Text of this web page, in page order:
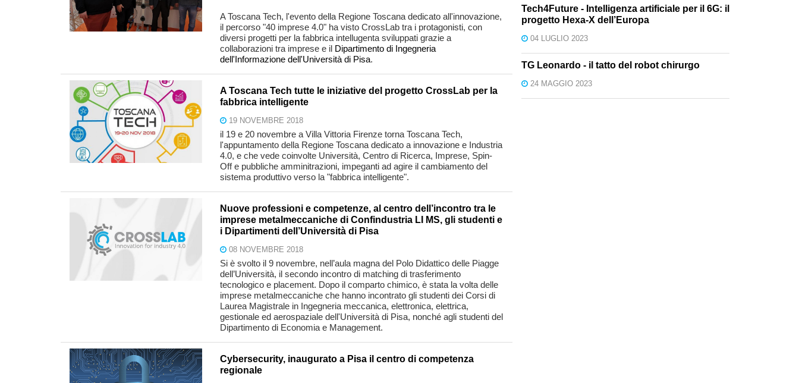
A Toscana Tech, l'evento della Regione Toscana dedicato all'innovazione,
il percorso "40 imprese 4.0" ha visto CrossLab tra i protagonisti, con
diversi progetti per la fabbrica intellugenta sviluppati grazie a
collaborazioni tra imprese e il Dipartimento di Ingegneria
dell'Informazione dell'Università di Pisa.
A Toscana Tech tutte le iniziative del progetto CrossLab per la
fabbrica intelligente
19 NOVEMBRE 2018
il 19 e 20 novembre a Villa Vittoria Firenze torna Toscana Tech,
l'appuntamento della Regione Toscana dedicato a innovazione e Industria
4.0, e che vede coinvolte Università, Centro di Ricerca, Imprese, Spin-
Off e pubbliche amminitrazioni, impeganti ad agire il cambiamento del
sistema produttivo verso la "fabbrica intelligente".
Nuove professioni e competenze, al centro dell’incontro tra le
imprese metalmeccaniche di Confindustria LI MS, gli studenti e
i Dipartimenti dell’Università di Pisa
08 NOVEMBRE 2018
Si è svolto il 9 novembre, nell’aula magna del Polo Didattico delle Piagge
dell’Università, il secondo incontro di matching di trasferimento
tecnologico e placement. Dopo il comparto chimico, è stata la volta delle
imprese metalmeccaniche che hanno incontrato gli studenti dei Corsi di
Laurea Magistrale in Ingegneria meccanica, elettronica, elettrica,
gestionale ed aerospaziale dell'Università di Pisa, nonché agli studenti del
Dipartimento di Economia e Management.
Cybersecurity, inaugurato a Pisa il centro di competenza
regionale
Tech4Future - Intelligenza artificiale per il 6G: il
progetto Hexa-X dell’Europa
04 LUGLIO 2023
TG Leonardo - il tatto del robot chirurgo
24 MAGGIO 2023